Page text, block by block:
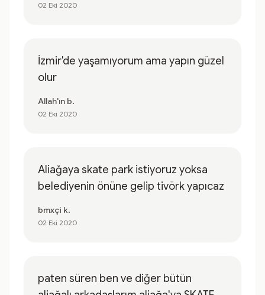
02 Eki 2020
İzmir'de yaşamıyorum ama yapın güzel
olur
Allah'ın b.
02 Eki 2020
Aliağaya skate park istiyoruz yoksa
belediyenin önüne gelip tivörk yapıcaz
bmxçi k.
02 Eki 2020
paten süren ben ve diğer bütün